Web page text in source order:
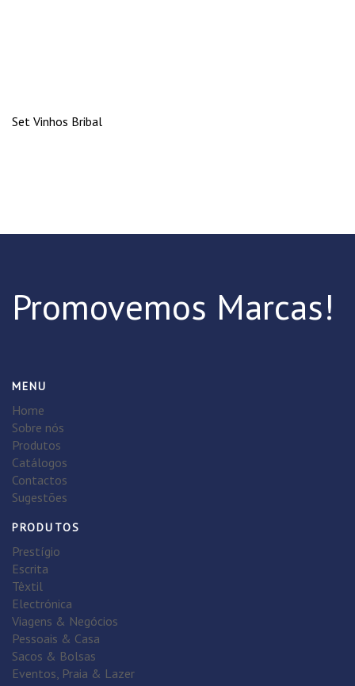
Set Vinhos Bribal
Promovemos Marcas!
MENU
Home
Sobre nós
Produtos
Catálogos
Contactos
Sugestões
PRODUTOS
Prestígio
Escrita
Têxtil
Electrónica
Viagens & Negócios
Pessoais & Casa
Sacos & Bolsas
Eventos, Praia & Lazer